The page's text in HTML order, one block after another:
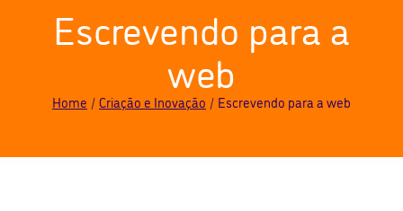
Escrevendo para a
web
Home Criação e Inovação Escrevendo para a web